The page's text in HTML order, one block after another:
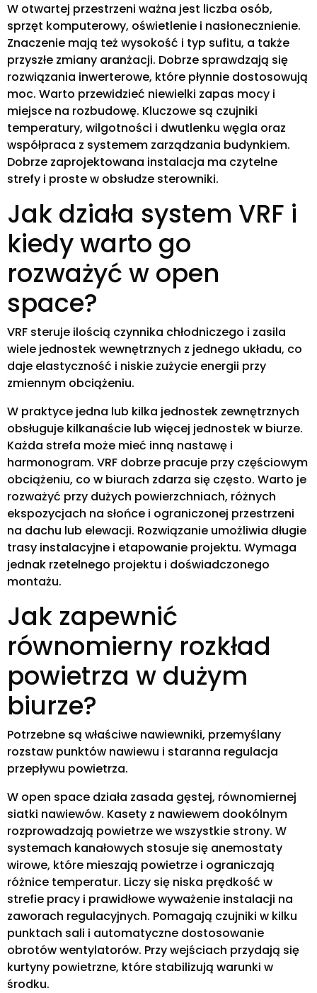
W otwartej przestrzeni ważna jest liczba osób,
sprzęt komputerowy, oświetlenie i nasłonecznienie.
Znaczenie mają też wysokość i typ sufitu, a także
przyszłe zmiany aranżacji. Dobrze sprawdzają się
rozwiązania inwerterowe, które płynnie dostosowują
moc. Warto przewidzieć niewielki zapas mocy i
miejsce na rozbudowę. Kluczowe są czujniki
temperatury, wilgotności i dwutlenku węgla oraz
współpraca z systemem zarządzania budynkiem.
Dobrze zaprojektowana instalacja ma czytelne
strefy i proste w obsłudze sterowniki.
Jak działa system VRF i
kiedy warto go
rozważyć w open
space?
VRF steruje ilością czynnika chłodniczego i zasila
wiele jednostek wewnętrznych z jednego układu, co
daje elastyczność i niskie zużycie energii przy
zmiennym obciążeniu.
W praktyce jedna lub kilka jednostek zewnętrznych
obsługuje kilkanaście lub więcej jednostek w biurze.
Każda strefa może mieć inną nastawę i
harmonogram. VRF dobrze pracuje przy częściowym
obciążeniu, co w biurach zdarza się często. Warto je
rozważyć przy dużych powierzchniach, różnych
ekspozycjach na słońce i ograniczonej przestrzeni
na dachu lub elewacji. Rozwiązanie umożliwia długie
trasy instalacyjne i etapowanie projektu. Wymaga
jednak rzetelnego projektu i doświadczonego
montażu.
Jak zapewnić
równomierny rozkład
powietrza w dużym
biurze?
Potrzebne są właściwe nawiewniki, przemyślany
rozstaw punktów nawiewu i staranna regulacja
przepływu powietrza.
W open space działa zasada gęstej, równomiernej
siatki nawiewów. Kasety z nawiewem dookólnym
rozprowadzają powietrze we wszystkie strony. W
systemach kanałowych stosuje się anemostaty
wirowe, które mieszają powietrze i ograniczają
różnice temperatur. Liczy się niska prędkość w
strefie pracy i prawidłowe wyważenie instalacji na
zaworach regulacyjnych. Pomagają czujniki w kilku
punktach sali i automatyczne dostosowanie
obrotów wentylatorów. Przy wejściach przydają się
kurtyny powietrzne, które stabilizują warunki w
środku.